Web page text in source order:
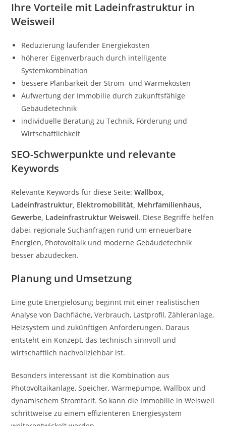
Ihre Vorteile mit Ladeinfrastruktur in
Weisweil
Reduzierung laufender Energiekosten
höherer Eigenverbrauch durch intelligente
Systemkombination
bessere Planbarkeit der Strom- und Wärmekosten
Aufwertung der Immobilie durch zukunftsfähige
Gebäudetechnik
individuelle Beratung zu Technik, Förderung und
Wirtschaftlichkeit
SEO-Schwerpunkte und relevante
Keywords
Relevante Keywords für diese Seite:Wallbox,
Ladeinfrastruktur, Elektromobilität, Mehrfamilienhaus,
Gewerbe, Ladeinfrastruktur Weisweil. Diese Begriffe helfen
dabei, regionale Suchanfragen rund um erneuerbare
Energien, Photovoltaik und moderne Gebäudetechnik
besser abzudecken.
Planung und Umsetzung
Eine gute Energielösung beginnt mit einer realistischen
Analyse von Dachfläche, Verbrauch, Lastprofil, Zähleranlage,
Heizsystem und zukünftigen Anforderungen. Daraus
entsteht ein Konzept, das technisch sinnvoll und
wirtschaftlich nachvollziehbar ist.
Besonders interessant ist die Kombination aus
Photovoltaikanlage, Speicher, Wärmepumpe, Wallbox und
dynamischem Stromtarif. So kann die Immobilie in Weisweil
schrittweise zu einem effizienteren Energiesystem